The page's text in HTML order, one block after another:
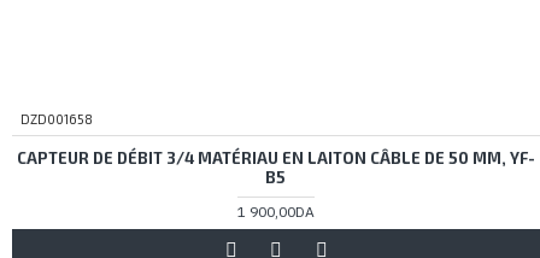
DZD001658
CAPTEUR DE DÉBIT 3/4 MATÉRIAU EN LAITON CÂBLE DE 50 MM, YF-
B5
1 900,00DA